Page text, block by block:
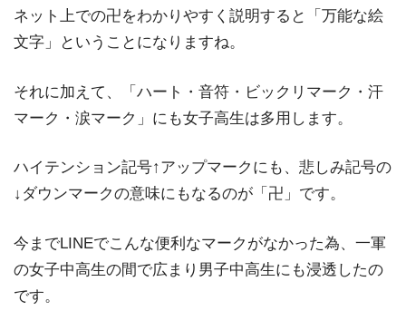
ネット上での卍をわかりやすく説明すると「万能な絵
文字」ということになりますね。
それに加えて、「ハート・音符・ビックリマーク・汗
マーク・涙マーク」にも女子高生は多用します。
ハイテンション記号↑アップマークにも、悲しみ記号の
↓ダウンマークの意味にもなるのが「卍」です。
今までLINEでこんな便利なマークがなかった為、一軍
の女子中高生の間で広まり男子中高生にも浸透したの
です。